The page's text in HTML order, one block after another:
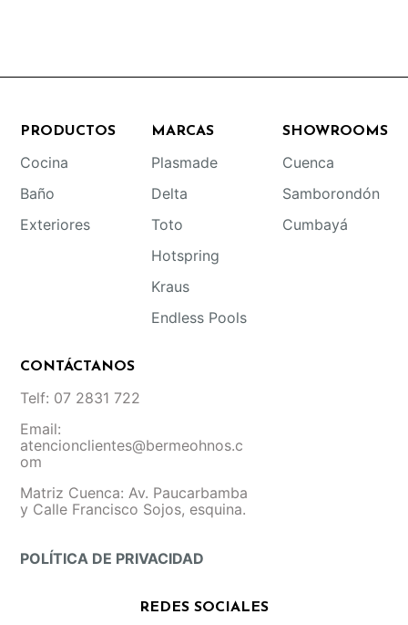
REDES SOCIALES
PRODUCTOS
Cocina
Baño
Exteriores
MARCAS
Plasmade
Delta
Toto
Hotspring
Kraus
Endless Pools
SHOWROOMS
Cuenca
Samborondón
Cumbayá
CONTÁCTANOS
Telf: 07 2831 722
Email:
atencionclientes@bermeohnos.c
om
Matriz Cuenca: Av. Paucarbamba
y Calle Francisco Sojos, esquina.
POLÍTICA DE PRIVACIDAD